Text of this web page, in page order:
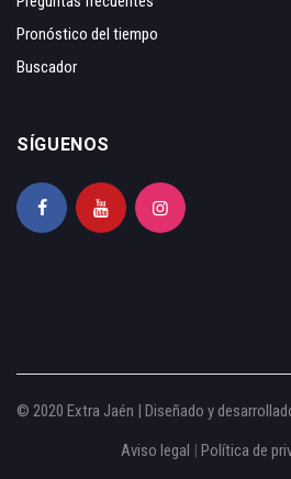
Pronóstico del tiempo
Buscador
SÍGUENOS
© 2020 Extra Jaén | Diseñado y
Aviso legal
Política de